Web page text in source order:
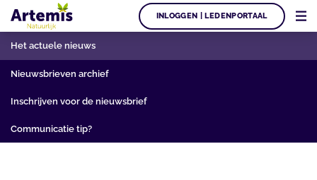
INLOGGEN | LEDENPORTAAL
Het actuele nieuws
Nieuwsbrieven archief
Inschrijven voor de nieuwsbrief
Communicatie tip?